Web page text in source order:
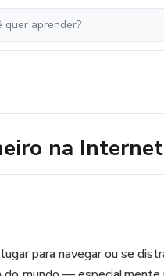
na Internet
para navegar ou se